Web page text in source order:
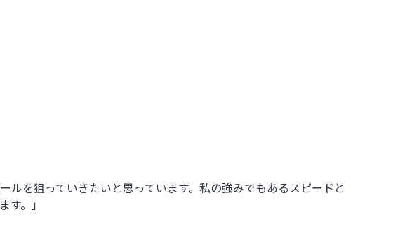
ルを狙っていきたいと思っています。私の強みでもあるスピードと
。」